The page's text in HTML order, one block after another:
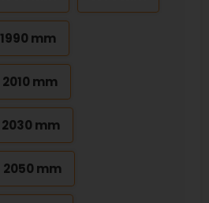
1990 mm
2010 mm
2030 mm
2050 mm